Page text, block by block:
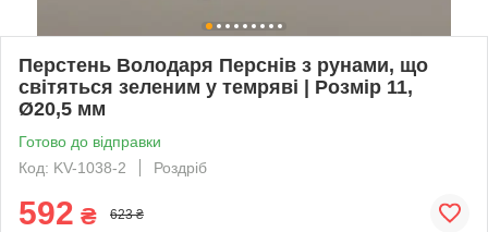
Перстень Володаря Перснів з рунами, що
світяться зеленим у темряві | Розмір 11,
Ø20,5 мм
Готово до відправки
Код: KV-1038-2
Роздріб
592 ₴ 623 ₴